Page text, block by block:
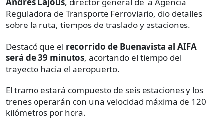
Andrés Lajous, director general de la Agencia
Reguladora de Transporte Ferroviario, dio detalles
sobre la ruta, tiempos de traslado y estaciones.
Destacó que el recorrido de Buenavista al AIFA
será de 39 minutos, acortando el tiempo del
trayecto hacia el aeropuerto.
El tramo estará compuesto de seis estaciones y los
trenes operarán con una velocidad máxima de 120
kilómetros por hora.